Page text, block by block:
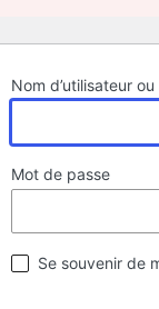
Nom d’utilisateur
Mot de passe
Se souvenir de